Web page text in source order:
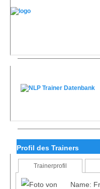
Profil des Trainers
Trainerprofil
Name: